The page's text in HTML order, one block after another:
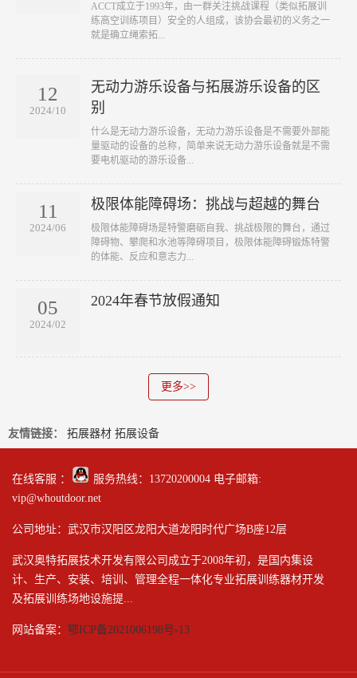
​ACCT成立于1993年，由一群关注挑战课程（类似拓展训
练高空训练项目）安全的人组成，该协会最初的义务之一
就是确立绳索拓...
12
2024/10
无动力游乐设备与拓展游乐设备的区
别
什么是无动力游乐设备，无动力游乐设备是不需要外部能
量驱动的设备的总称，简单来说无动力游乐设备就是不需
要电机驱动的游乐设备...
11
2024/06
极限体能障碍场：挑战与超越的舞台
极限体能障碍场是特警磨砺自我、挑战极限的舞台，通过
障碍物、攀爬和水池等障碍项目，极限体能障碍锻炼特警
的体能、反应和意志力...
05
2024/02
2024年春节放假通知
更多>>
友情链接： 拓展器材 拓展设备
在线客服 ：
服务热线：13720200004 电子邮箱:
vip@whoutdoor.net
公司地址：武汉市汉阳区龙阳大道龙阳时代广场B座12层
武汉奥特拓展技术开发有限公司成立于2008年初，是国内集设
计、生产、安装、培训、管理全程一体化专业拓展训练器材开发
及拓展训练场地设施提...
网站备案： 鄂ICP备2021006198号-13